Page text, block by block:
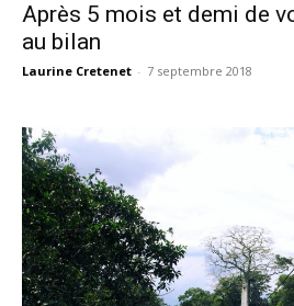
Après 5 mois et demi de
au bilan
Laurine Cretenet - 7 septembre 2018